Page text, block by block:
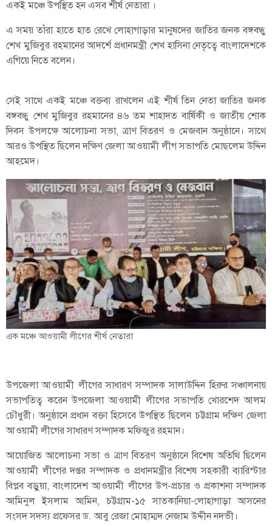
একই মঞ্চে উপস্থিত হন এসব শীর্ষ নেতারা ।
এ সময় তাঁরা হাতে হাত রেখে লোহাগাড়ার মানুষদের জাতির জনক বঙ্গবন্ধু
শেখ মুজিবুর রহমানের আদর্শে প্রধানমন্ত্রী শেখ হাসিনা নেতৃত্বে বাংলাদেশকে
এগিয়ে নিতে বলেন।
সেই সাথে একই মঞ্চে বক্তব্য রাখলেন এই শীর্ষ তিন নেতা জাতির জনক
বঙ্গবন্ধু শেখ মুজিবুর রহমানের ৪৬ তম শাহাদত বার্ষিকী ও জাতীয় শোক
দিবস উপলক্ষে আলোচনা সভা, ত্রাণ বিতরণ ও মেজবান অনুষ্ঠানে। সাথে
আরও উপস্থিত ছিলেন দক্ষিণ জেলা আওয়ামী লীগ সভাপতি মোছলেম উদ্দিন
আহমেদ।
এক মঞ্চে আওয়ামী লীগের শীর্ষ নেতারা
উপজেলা আওয়ামী লীগের সাধারণ সম্পাদক সালাউদ্দিন হিরুর সঞ্চালনায়
সভাপতিত্ব করেন উপজেলা আওয়ামী লীগের সভাপতি খোরশেদ আলম
চৌধুরী। অনুষ্ঠানে প্রধান বক্তা হিসেবে উপস্থিত ছিলেন চট্টগ্রাম দক্ষিণ জেলা
আওয়ামী লীগের সাধারণ সম্পাদক মফিজুর রহমান।
আয়োজিত আলোচনা সভা ও ত্রাণ বিতরণ অনুষ্ঠানে বিশেষ অতিথি ছিলেন
আওয়ামী লীগের দপ্তর সম্পাদক ও প্রধানমন্ত্রীর বিশেষ সহকারী ব্যারিস্টার
বিপ্লব বড়ুয়া, বাংলাদেশ আওয়ামী লীগের উপ-প্রচার ও প্রকাশনা সম্পাদক
আমিনুল ইসলাম আমিন, চট্টগ্রাম-১৫ সাতকানিয়া-লোহাগাড়া আসনের
সংসদ সদস্য প্রফেসর ড. আবু রেজা মোহাম্মদ নেজাম উদ্দীন নদভী।